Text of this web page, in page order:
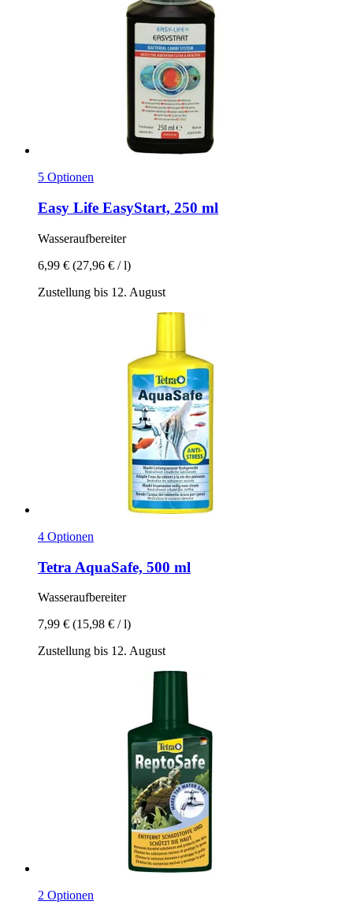
5 Optionen
Easy Life EasyStart, 250 ml
Wasseraufbereiter
6,99 € (27,96 € / l)
Zustellung bis 12. August
4 Optionen
Tetra AquaSafe, 500 ml
Wasseraufbereiter
7,99 € (15,98 € / l)
Zustellung bis 12. August
2 Optionen